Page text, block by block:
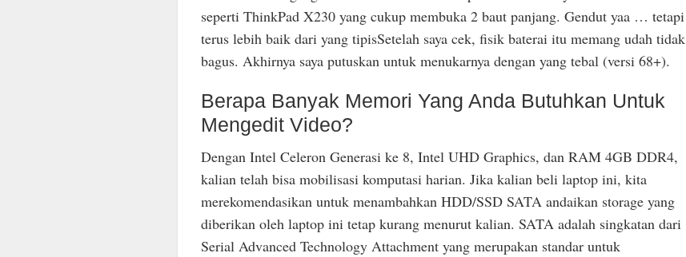
seperti ThinkPad X230 yang cukup membuka 2 baut panjang. Gendut yaa … tetapi
terus lebih baik dari yang tipisSetelah saya cek, fisik baterai itu memang udah tidak
bagus. Akhirnya saya putuskan untuk menukarnya dengan yang tebal (versi 68+).
Berapa Banyak Memori Yang Anda Butuhkan Untuk
Mengedit Video?
Dengan Intel Celeron Generasi ke 8, Intel UHD Graphics, dan RAM 4GB DDR4,
kalian telah bisa mobilisasi komputasi harian. Jika kalian beli laptop ini, kita
merekomendasikan untuk menambahkan HDD/SSD SATA andaikan storage yang
diberikan oleh laptop ini tetap kurang menurut kalian. SATA adalah singkatan dari
Serial Advanced Technology Attachment yang merupakan standar untuk